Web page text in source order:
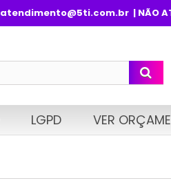
atendimento@5ti.com.br| NÃO
LGPD VER